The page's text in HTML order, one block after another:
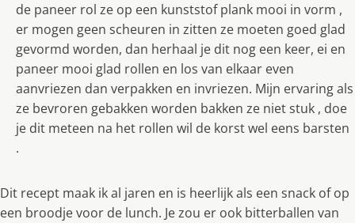
de paneer rol ze op een kunststof plank mooi in vorm ,
er mogen geen scheuren in zitten ze moeten goed glad
gevormd worden, dan herhaal je dit nog een keer, ei en
paneer mooi glad rollen en los van elkaar even
aanvriezen dan verpakken en invriezen. Mijn ervaring als
ze bevroren gebakken worden bakken ze niet stuk , doe
je dit meteen na het rollen wil de korst wel eens barsten
.
Dit recept maak ik al jaren en is heerlijk als een snack of op
een broodje voor de lunch. Je zou er ook bitterballen van